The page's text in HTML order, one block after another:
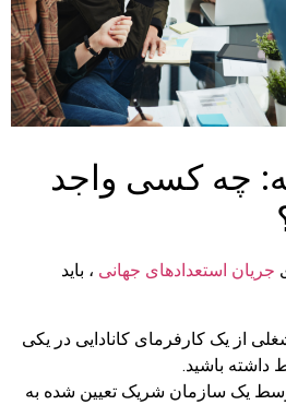
چه کسی واجد
جریان استعدادهای جهانی ، باید
از یک کارفرمای کانادایی در یکی
داشته باشید.
یک سازمان شریک تعیین شده به